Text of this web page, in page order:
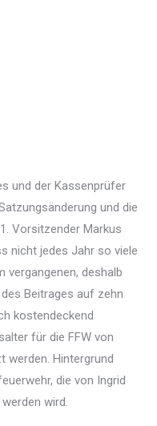
und der Kassenprüfer
und die
Vorsitzender Markus
nicht jedes Jahr so viele
vergangenen, deshalb
Beitrages auf zehn
kostendeckend
für die FFW von
Hintergrund
die von Ingrid
wird.